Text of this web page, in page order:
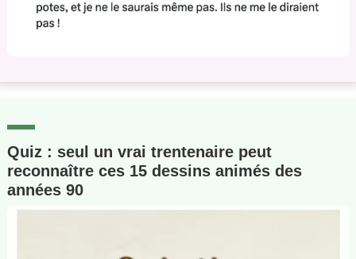
Quiz : seul un vrai trentenaire peut
reconnaître ces 15 dessins animés des
années 90